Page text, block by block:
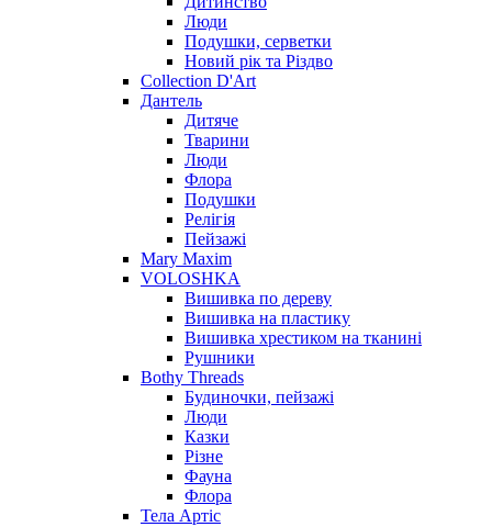
Люди
Подушки, серветки
Новий рік та Різдво
Collection D'Art
Дантель
Дитяче
Тварини
Люди
Флора
Подушки
Релігія
Пейзажі
Mary Maxim
VOLOSHKA
Вишивка по дереву
Вишивка на пластику
Вишивка хрестиком на тканині
Рушники
Bothy Threads
Будиночки, пейзажі
Люди
Казки
Різне
Фауна
Флора
Тела Артіс